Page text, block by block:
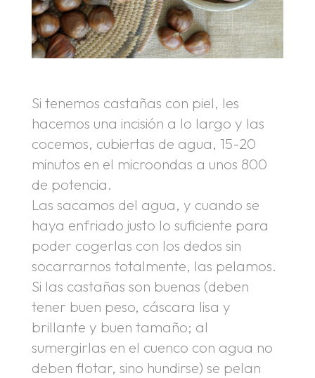
Si tenemos castañas con piel, les
hacemos una incisión a lo largo y las
cocemos, cubiertas de agua, 15-20
minutos en el microondas a unos 800
de potencia.
Las sacamos del agua, y cuando se
haya enfriado justo lo suficiente para
poder cogerlas con los dedos sin
socarrarnos totalmente, las pelamos.
Si las castañas son buenas (deben
tener buen peso, cáscara lisa y
brillante y buen tamaño; al
sumergirlas en el cuenco con agua no
deben flotar, sino hundirse) se pelan